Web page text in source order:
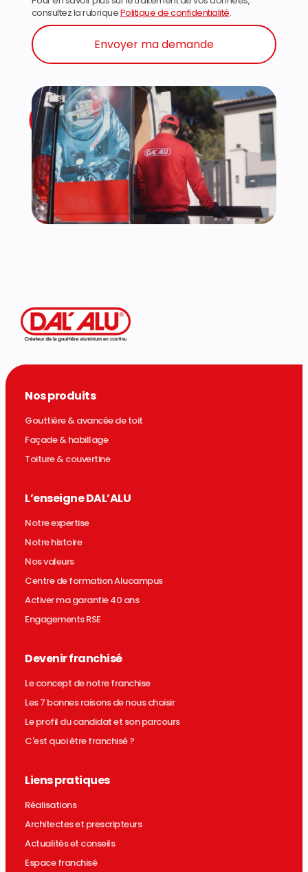
consultez la rubriquePolitique de confidentialité.
Envoyer ma demande
Nos produits
Gouttière & avancée de toit
Façade & habillage
Toiture & couvertine
L’enseigne DAL’ALU
Notre expertise
Notre histoire
Nos valeurs
Centre de formation Alucampus
Activer ma garantie 40 ans
Engagements RSE
Devenir franchisé
Le concept de notre franchise
Les 7 bonnes raisons de nous choisir
Le profil du candidat et son parcours
C'est quoi être franchisé ?
Liens pratiques
Réalisations
Architectes et prescripteurs
Actualités et conseils
Espace franchisé